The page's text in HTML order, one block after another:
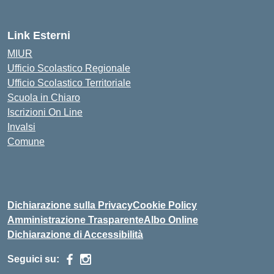
Link Esterni
MIUR
Ufficio Scolastico Regionale
Ufficio Scolastico Territoriale
Scuola in Chiaro
Iscrizioni On Line
Invalsi
Comune
Dichiarazione sulla PrivacyCookie Policy
Amministrazione TrasparenteAlbo Online
Dichiarazione di Accessibilità
Seguici su: